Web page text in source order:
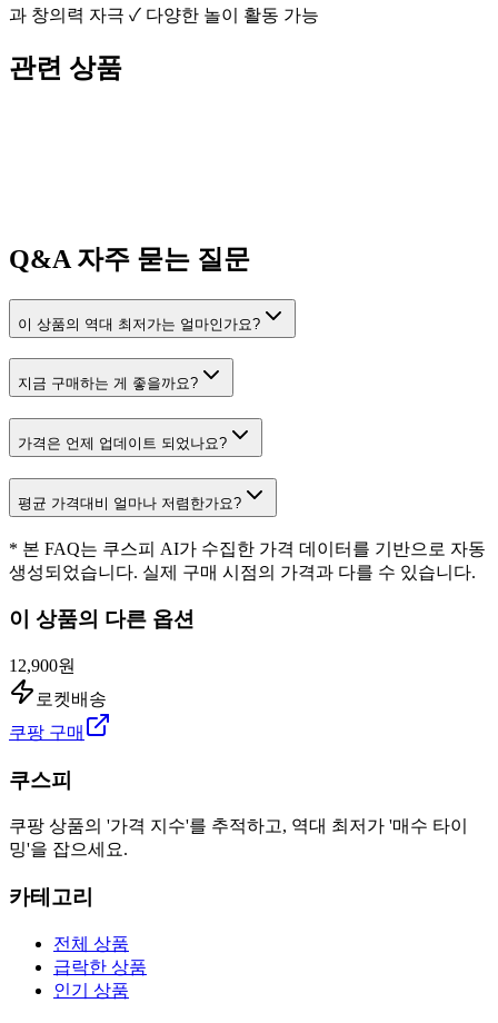
과 창의력 자극 ✓ 다양한 놀이 활동 가능
관련 상품
Q&A 자주 묻는 질문
이 상품의 역대 최저가는 얼마인가요?
지금 구매하는 게 좋을까요?
가격은 언제 업데이트 되었나요?
평균 가격대비 얼마나 저렴한가요?
* 본 FAQ는 쿠스피 AI가 수집한 가격 데이터를 기반으로 자동
생성되었습니다. 실제 구매 시점의 가격과 다를 수 있습니다.
이 상품의 다른 옵션
12,900원
로켓배송
쿠팡 구매
쿠스피
쿠팡 상품의 '가격 지수'를 추적하고, 역대 최저가 '매수 타이
밍'을 잡으세요.
카테고리
전체 상품
급락한 상품
인기 상품